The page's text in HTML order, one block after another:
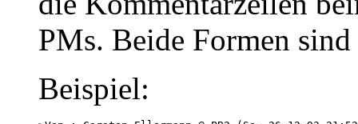
PMs. Beide Formen
Beispiel: